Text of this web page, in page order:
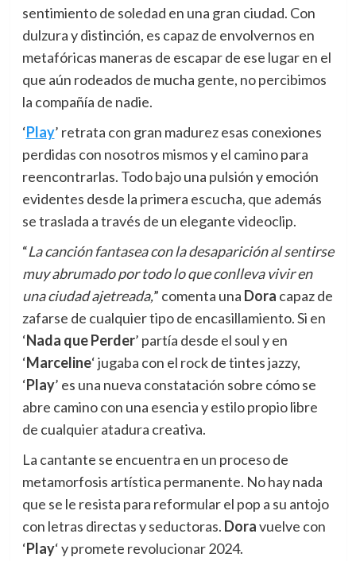
sentimiento de soledad en una gran ciudad. Con
dulzura y distinción, es capaz de envolvernos en
metafóricas maneras de escapar de ese lugar en el
que aún rodeados de mucha gente, no percibimos
la compañía de nadie.
‘Play’ retrata con gran madurez esas conexiones
perdidas con nosotros mismos y el camino para
reencontrarlas. Todo bajo una pulsión y emoción
evidentes desde la primera escucha, que además
se traslada a través de un elegante videoclip.
“La canción fantasea con la desaparición al sentirse
muy abrumado por todo lo que conlleva vivir en
una ciudad ajetreada,” comenta una Dora capaz de
zafarse de cualquier tipo de encasillamiento. Si en
‘Nada que Perder’ partía desde el soul y en
‘Marceline‘ jugaba con el rock de tintes jazzy,
‘Play’ es una nueva constatación sobre cómo se
abre camino con una esencia y estilo propio libre
de cualquier atadura creativa.
La cantante se encuentra en un proceso de
metamorfosis artística permanente. No hay nada
que se le resista para reformular el pop a su antojo
con letras directas y seductoras. Doravuelve con
‘Play‘ y promete revolucionar 2024.